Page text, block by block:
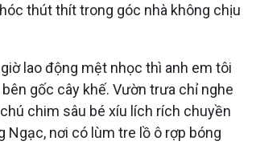
thút thít trong góc nhà không chịu
lao động mệt nhọc thì anh em tôi
gốc cây khế. Vườn trưa chỉ nghe
chim sâu bé xíu lích rích chuyền
nơi có lùm tre lồ ô rợp bóng